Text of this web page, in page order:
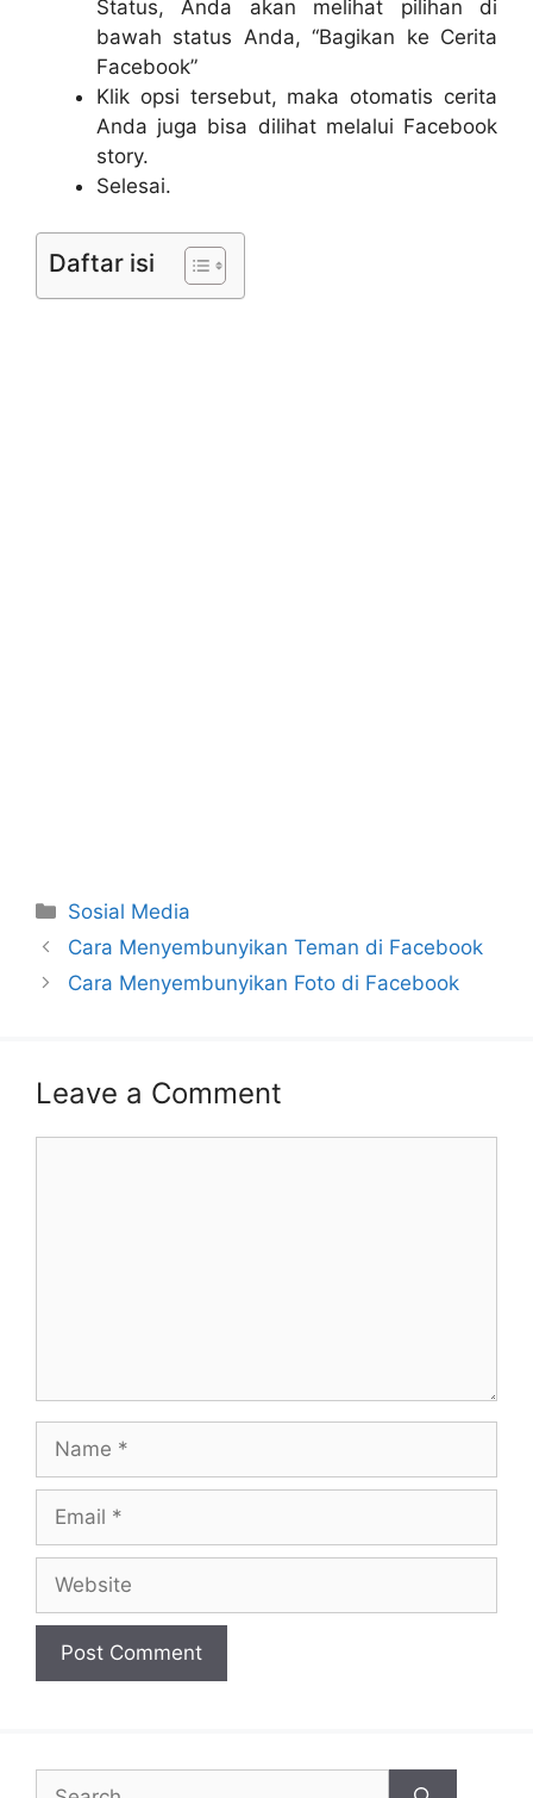
Status, Anda akan melihat pilihan di
bawah status Anda, “Bagikan ke Cerita
Facebook”
Klik opsi tersebut, maka otomatis cerita
Anda juga bisa dilihat melalui Facebook
story.
Selesai.
Daftar isi
Categories
Sosial Media
Cara Menyembunyikan Teman di Facebook
Cara Menyembunyikan Foto di Facebook
Leave a Comment